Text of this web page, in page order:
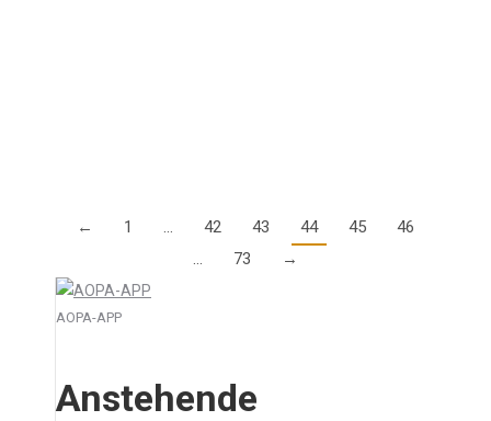
← 1 … 42 43 44 45
46
…
73 →
AOPA-APP
Anstehende